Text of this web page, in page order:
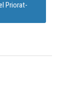
Priorat-